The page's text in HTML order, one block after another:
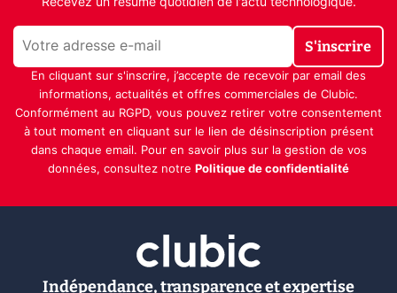
S'inscrire
En cliquant sur s'inscrire, j’accepte de recevoir par email des
informations, actualités et offres commerciales de Clubic.
Conformément au RGPD, vous pouvez retirer votre consentement
à tout moment en cliquant sur le lien de désinscription présent
dans chaque email. Pour en savoir plus sur la gestion de vos
données, consultez notre Politique de confidentialité
Indépendance, transparence et expertise